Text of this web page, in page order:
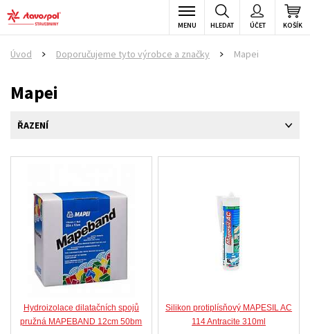
KOŠÍK
ÚČET
HLEDAT
MENU
Úvod Doporučujeme tyto výrobce a značky Mapei
Mapei
ŘAZENÍ
Hydroizolace dilatačních spojů
pružná MAPEBAND 12cm 50bm
Silikon protiplísňový MAPESIL AC
114 Antracite 310ml